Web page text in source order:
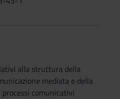
alla struttura della
mediata e della
comunicativi